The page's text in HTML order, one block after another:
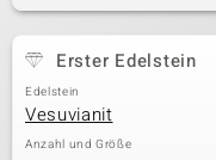
Classics
Erster Edelstein
Edelstein
Vesuvianit
Anzahl und Größe